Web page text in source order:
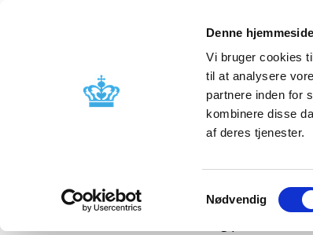
Denne
Vi bruger cookies
til at analysere
partnere inden for
kombinere disse
af deres tjenester.
Samtykkevalg
Nødvendig
Godkendelse og